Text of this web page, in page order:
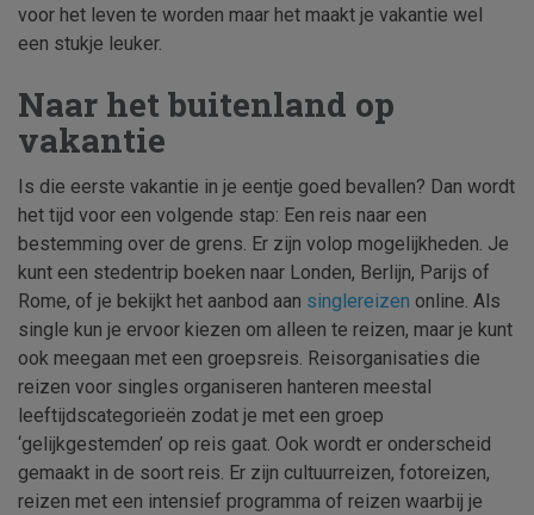
voor het leven te worden maar het maakt je vakantie wel
een stukje leuker.
Naar het buitenland op
vakantie
Is die eerste vakantie in je eentje goed bevallen? Dan wordt
het tijd voor een volgende stap: Een reis naar een
bestemming over de grens. Er zijn volop mogelijkheden. Je
kunt een stedentrip boeken naar Londen, Berlijn, Parijs of
Rome, of je bekijkt het aanbod aan singlereizen online. Als
single kun je ervoor kiezen om alleen te reizen, maar je kunt
ook meegaan met een groepsreis. Reisorganisaties die
reizen voor singles organiseren hanteren meestal
leeftijdscategorieën zodat je met een groep
‘gelijkgestemden’ op reis gaat. Ook wordt er onderscheid
gemaakt in de soort reis. Er zijn cultuurreizen, fotoreizen,
reizen met een intensief programma of reizen waarbij je